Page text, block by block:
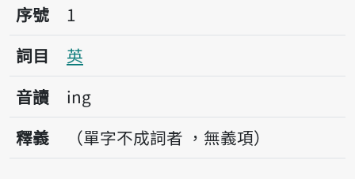
序號1英
序號
1
詞目
英
音讀
ing
釋義
（單字不成詞者 ，無義項）